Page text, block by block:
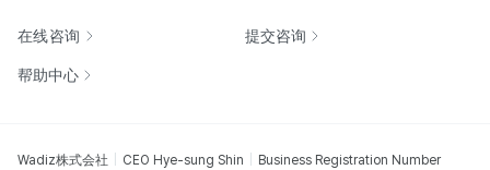
在线咨询 提交咨询
帮助中心
Wadiz株式会社 CEO Hye-sung Shin
Business Registration Number